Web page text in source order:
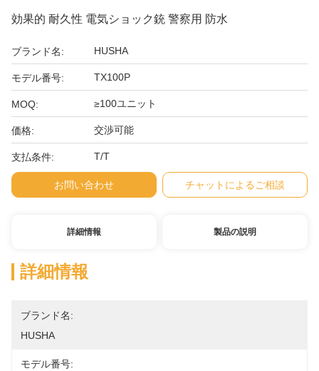
効果的 耐久性 電気ショック銃 警察用 防水
ブランド名: HUSHA
モデル番号: TX100P
MOQ: ≥100ユニット
価格: 交渉可能
支払条件: T/T
お問い合わせ チャットによるご相談
詳細情報 製品の説明
詳細情報
ブランド名:
HUSHA
モデル番号: